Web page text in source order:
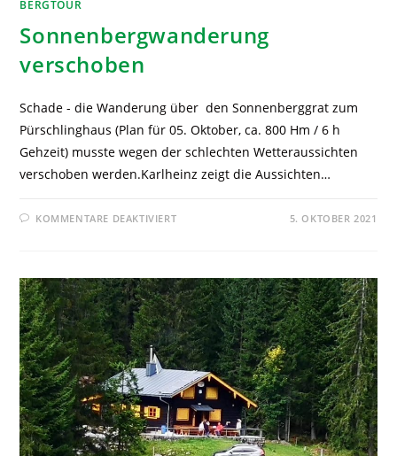
BERGTOUR
Sonnenbergwanderung
verschoben
Schade - die Wanderung über den Sonnenberggrat zum
Pürschlinghaus (Plan für 05. Oktober, ca. 800 Hm / 6 h
Gehzeit) musste wegen der schlechten Wetteraussichten
verschoben werden.Karlheinz zeigt die Aussichten…
KOMMENTARE DEAKTIVIERT 5. OKTOBER 2021